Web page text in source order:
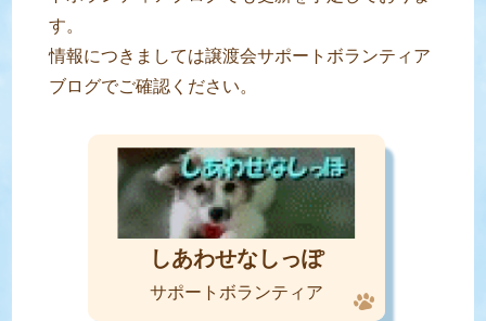
す。
情報につきましては譲渡会サポートボランティア
ブログでご確認ください。
しあわせなしっぽ
サポートボランティア